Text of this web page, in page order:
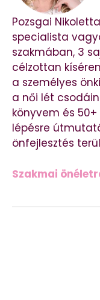
Pozsgai
specialista
szakmában, 3
célzottan
a személyes
a női lét
könyvem és
lépésre
önfejlesztés
Szakmai